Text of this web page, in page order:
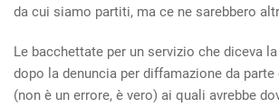
da cui siamo partiti, ma ce ne sarebbero
Le bacchettate per un servizio che diceva
dopo la denuncia per diffamazione da
(non è un errore, è vero) ai quali avrebbe